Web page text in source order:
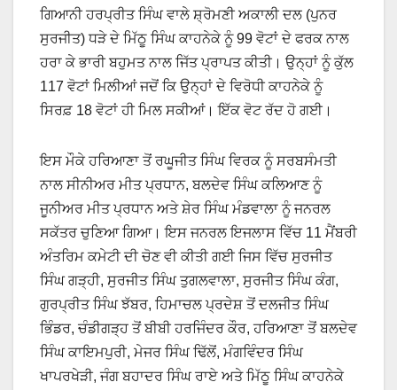
ਗਿਆਨੀ ਹਰਪ੍ਰੀਤ ਸਿੰਘ ਵਾਲੇ ਸ਼੍ਰੋਮਣੀ ਅਕਾਲੀ ਦਲ (ਪੁਨਰ
ਸੁਰਜੀਤ) ਧੜੇ ਦੇ ਮਿੱਠੂ ਸਿੰਘ ਕਾਹਨੇਕੇ ਨੂੰ 99 ਵੋਟਾਂ ਦੇ ਫਰਕ ਨਾਲ
ਹਰਾ ਕੇ ਭਾਰੀ ਬਹੁਮਤ ਨਾਲ ਜਿੱਤ ਪ੍ਰਾਪਤ ਕੀਤੀ। ਉਨ੍ਹਾਂ ਨੂੰ ਕੁੱਲ
117 ਵੋਟਾਂ ਮਿਲੀਆਂ ਜਦੋਂ ਕਿ ਉਨ੍ਹਾਂ ਦੇ ਵਿਰੋਧੀ ਕਾਹਨੇਕੇ ਨੂੰ
ਸਿਰਫ਼ 18 ਵੋਟਾਂ ਹੀ ਮਿਲ ਸਕੀਆਂ। ਇੱਕ ਵੋਟ ਰੱਦ ਹੋ ਗਈ।
ਇਸ ਮੌਕੇ ਹਰਿਆਣਾ ਤੋਂ ਰਘੂਜੀਤ ਸਿੰਘ ਵਿਰਕ ਨੂੰ ਸਰਬਸੰਮਤੀ
ਨਾਲ ਸੀਨੀਅਰ ਮੀਤ ਪ੍ਰਧਾਨ, ਬਲਦੇਵ ਸਿੰਘ ਕਲਿਆਣ ਨੂੰ
ਜੂਨੀਅਰ ਮੀਤ ਪ੍ਰਧਾਨ ਅਤੇ ਸ਼ੇਰ ਸਿੰਘ ਮੰਡਵਾਲਾ ਨੂੰ ਜਨਰਲ
ਸਕੱਤਰ ਚੁਣਿਆ ਗਿਆ। ਇਸ ਜਨਰਲ ਇਜਲਾਸ ਵਿੱਚ 11 ਮੈਂਬਰੀ
ਅੰਤਰਿਮ ਕਮੇਟੀ ਦੀ ਚੋਣ ਵੀ ਕੀਤੀ ਗਈ ਜਿਸ ਵਿੱਚ ਸੁਰਜੀਤ
ਸਿੰਘ ਗੜ੍ਹੀ, ਸੁਰਜੀਤ ਸਿੰਘ ਤੁਗਲਵਾਲਾ, ਸੁਰਜੀਤ ਸਿੰਘ ਕੰਗ,
ਗੁਰਪ੍ਰੀਤ ਸਿੰਘ ਝੱਬਰ, ਹਿਮਾਚਲ ਪ੍ਰਦੇਸ਼ ਤੋਂ ਦਲਜੀਤ ਸਿੰਘ
ਭਿੰਡਰ, ਚੰਡੀਗੜ੍ਹ ਤੋਂ ਬੀਬੀ ਹਰਜਿੰਦਰ ਕੌਰ, ਹਰਿਆਣਾ ਤੋਂ ਬਲਦੇਵ
ਸਿੰਘ ਕਾਇਮਪੁਰੀ, ਮੇਜਰ ਸਿੰਘ ਢਿੱਲੋਂ, ਮੰਗਵਿੰਦਰ ਸਿੰਘ
ਖਾਪਰਖੇੜੀ, ਜੰਗ ਬਹਾਦਰ ਸਿੰਘ ਰਾਏ ਅਤੇ ਮਿੱਠੂ ਸਿੰਘ ਕਾਹਨੇਕੇ